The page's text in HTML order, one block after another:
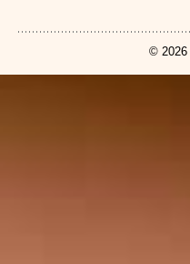
© 2026